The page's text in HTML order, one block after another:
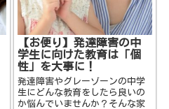
【お便り】発達障害の中
学生に向けた教育は「個
性」を大事に！
発達障害やグレーゾーンの中学
生にどんな教育をしたら良いの
か悩んでいませんか？そんな家